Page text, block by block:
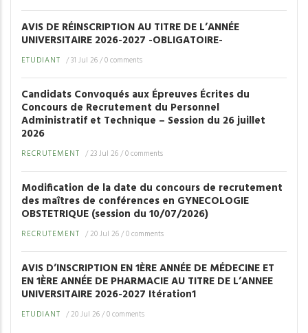
AVIS DE RÉINSCRIPTION AU TITRE DE L’ANNÉE
UNIVERSITAIRE 2026-2027 -OBLIGATOIRE-
ETUDIANT /31 Jul 26/0 comments
Candidats Convoqués aux Épreuves Écrites du
Concours de Recrutement du Personnel
Administratif et Technique – Session du 26 juillet
2026
RECRUTEMENT /23 Jul 26/0 comments
Modification de la date du concours de recrutement
des maîtres de conférences en GYNECOLOGIE
OBSTETRIQUE (session du 10/07/2026)
RECRUTEMENT /20 Jul 26/0 comments
AVIS D’INSCRIPTION EN 1ÈRE ANNÉE DE MÉDECINE ET
EN 1ÈRE ANNÉE DE PHARMACIE AU TITRE DE L’ANNEE
UNIVERSITAIRE 2026-2027 Itération1
ETUDIANT /20 Jul 26/0 comments